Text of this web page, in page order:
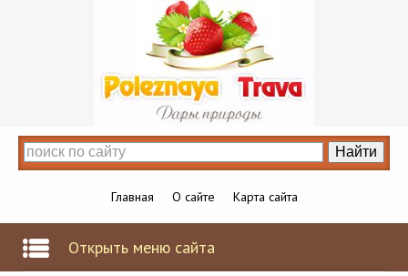
Главная О сайте Карта сайта
Открыть меню сайта